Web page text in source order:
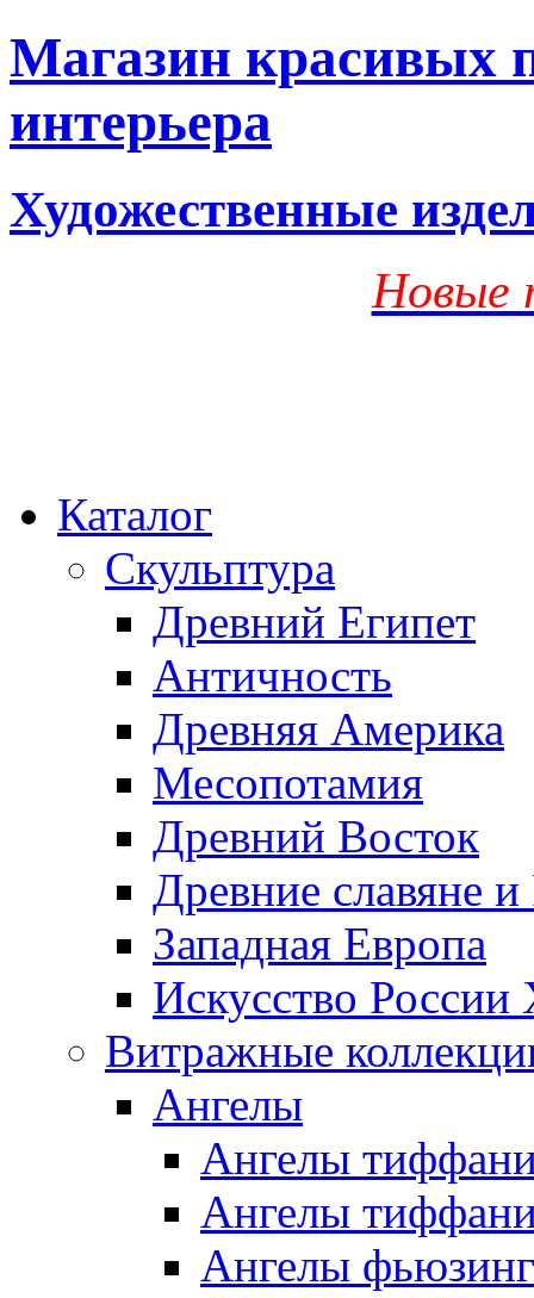
Магазин красивых
интерьера
Художественные
Новые
Каталог
Скульптура
Древний Египет
Античность
Древняя Америка
Месопотамия
Древний Восток
Древние славяне и
Западная Европа
Искусство
Витражные
Ангелы
Ангелы
Ангелы
Ангелы фьюзинг